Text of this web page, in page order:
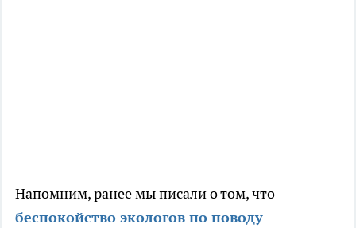
Напомним, ранее мы писали о том, что
беспокойство экологов по поводу